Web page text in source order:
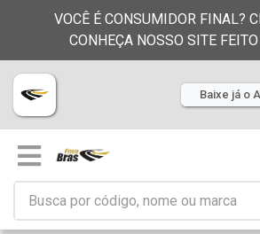
VOCÊ É CONSUMIDOR FINAL?
CONHEÇA NOSSO SITE
Baixe já o